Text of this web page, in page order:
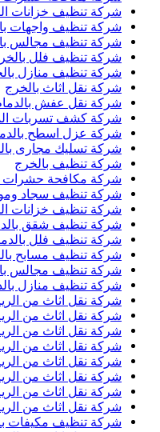
شركة تنظيف خزانات
شركة تنظيف واجهات
شركة تنظيف مجالس
شركة تنظيف فلل
شركة تنظيف منازل
شركة نقل اثاث بالخرج
شركة نقل عفش
شركة كشف تسربات
شركة عزل اسطح
شركة تسليك مجارى
شركة تنظيف بالخرج
شركة مكافحة حشرات
شركة تنظيف سجاد
شركة تنظيف خزانات
شركة تنظيف شقق
شركة تنظيف فلل
شركة تنظيف مسابح
شركة تنظيف مجالس
شركة تنظيف منازل
شركة نقل اثاث من
شركة نقل اثاث من
شركة نقل اثاث من
شركة نقل اثاث من
شركة نقل اثاث من
شركة نقل اثاث من
شركة نقل اثاث من
شركة نقل اثاث من
شركة تنظيف مكيفات